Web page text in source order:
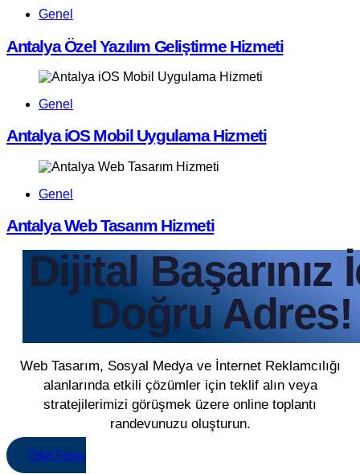
Genel
Antalya Özel Yazılım Geliştirme Hizmeti
Genel
Antalya iOS Mobil Uygulama Hizmeti
Genel
Antalya Web Tasarım Hizmeti
Dijital Başarınız
Doğru Adres!
Web Tasarım, Sosyal Medya ve İnternet Reklamcılığı
alanlarında etkili çözümler için teklif alın veya
stratejilerimizi görüşmek üzere online toplantı
randevunuzu oluşturun.
Teklif Formu